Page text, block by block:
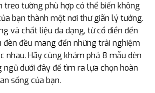
treo tường phù hợp có thể biến không
bạn thành một nơi thư giãn lý tưởng.
và chất liệu đa dạng, từ cổ điển đến
đèn đều mang đến những trải nghiệm
nhau. Hãy cùng khám phá 8 mẫu đèn
dưới đây để tìm ra lựa chọn hoàn
sống của bạn.